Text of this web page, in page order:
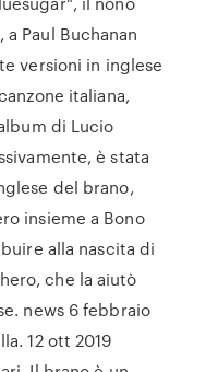
Paul Buchanan
versioni in inglese
italiana,
di Lucio
è stata
del brano,
insieme a Bono
alla nascita di
che la aiutò
news 6 febbraio
12 ott 2019